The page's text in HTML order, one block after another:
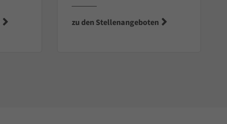
zu den Stellenangeboten